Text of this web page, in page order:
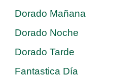
Dorado Mañana
Dorado Noche
Dorado Tarde
Fantastica Día